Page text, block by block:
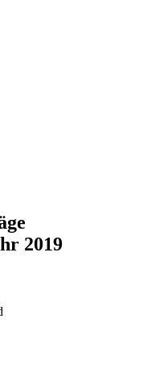
2019